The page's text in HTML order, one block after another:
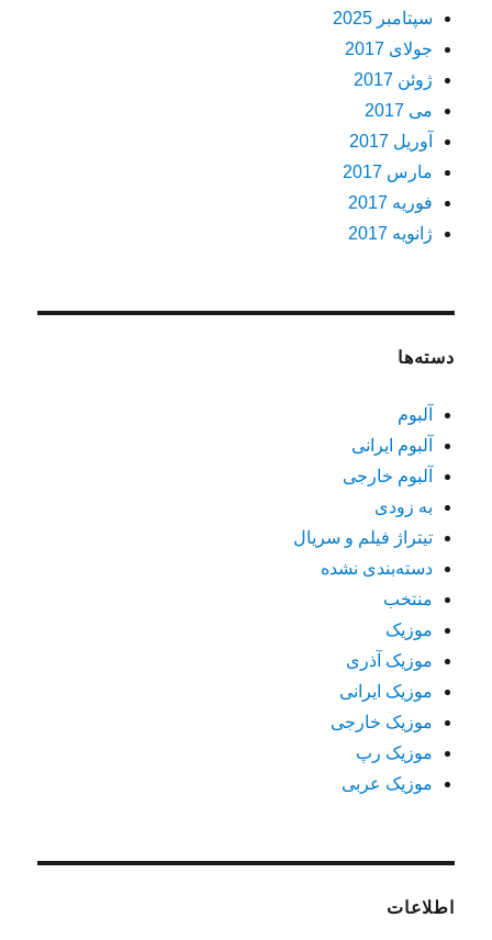
سپتامبر 2025
جولای 2017
ژوئن 2017
می 2017
آوریل 2017
مارس 2017
فوریه 2017
ژانویه 2017
دسته‌ها
آلبوم
آلبوم ایرانی
آلبوم خارجی
به زودی
تیتراژ فیلم و سریال
دسته‌بندی نشده
منتخب
موزیک
موزیک آذری
موزیک ایرانی
موزیک خارجی
موزیک رپ
موزیک عربی
اطلاعات